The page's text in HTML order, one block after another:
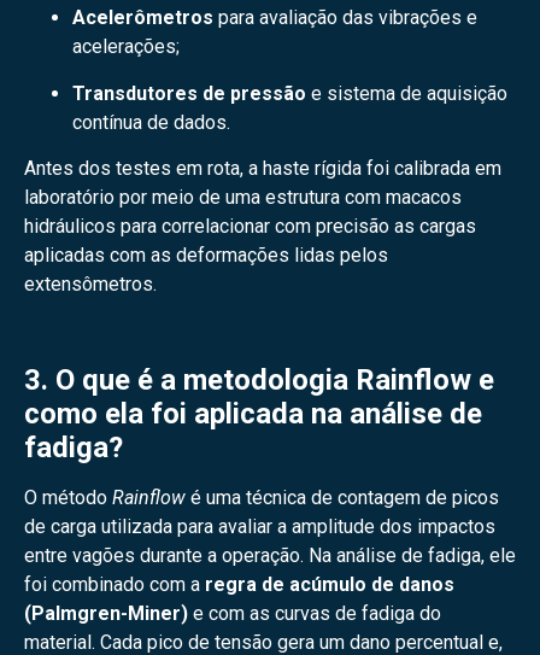
Acelerômetros para avaliação das vibrações e
acelerações;
Transdutores de pressão e sistema de aquisição
contínua de dados.
Antes dos testes em rota, a haste rígida foi calibrada em
laboratório por meio de uma estrutura com macacos
hidráulicos para correlacionar com precisão as cargas
aplicadas com as deformações lidas pelos
extensômetros.
3. O que é a metodologia Rainflow e
como ela foi aplicada na análise de
fadiga?
O método Rainflow é uma técnica de contagem de picos
de carga utilizada para avaliar a amplitude dos impactos
entre vagões durante a operação. Na análise de fadiga, ele
foi combinado com a regra de acúmulo de danos
(Palmgren-Miner) e com as curvas de fadiga do
material. Cada pico de tensão gera um dano percentual e,